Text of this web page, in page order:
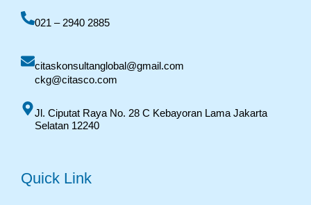
021 – 2940 2885
citaskonsultanglobal@gmail.com
ckg@citasco.com
Jl. Ciputat Raya No. 28 C Kebayoran Lama Jakarta
Selatan 12240
Quick Link